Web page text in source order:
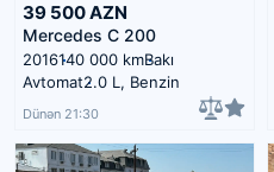
39 500AZN
Mercedes C 200
2016140 000 kmBakı
Avtomat2.0 L, Benzin
Dünən 21:30